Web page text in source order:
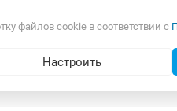
файлов cookie в соответствии с
Настроить